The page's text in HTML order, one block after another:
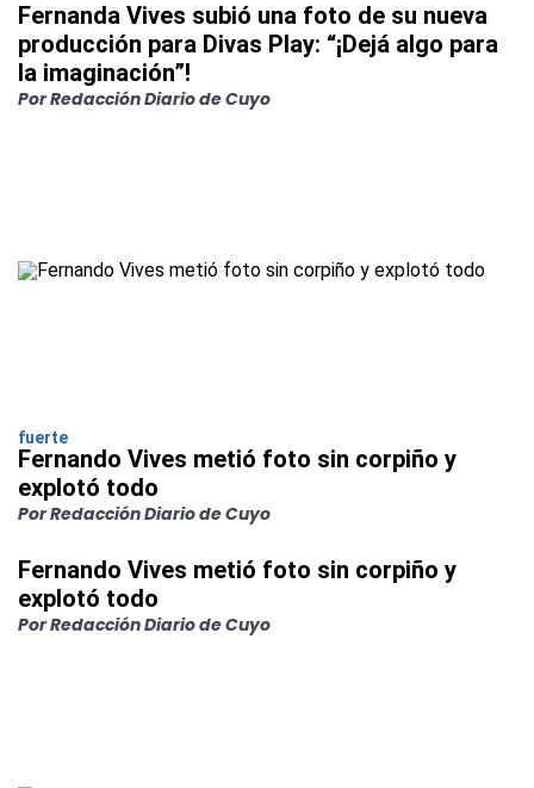
Fernanda Vives subió una foto de su nueva
producción para Divas Play: “¡Dejá algo para
la imaginación”!
Por Redacción Diario de Cuyo
fuerte
Fernando Vives metió foto sin corpiño y
explotó todo
Por Redacción Diario de Cuyo
Fernando Vives metió foto sin corpiño y
explotó todo
Por Redacción Diario de Cuyo